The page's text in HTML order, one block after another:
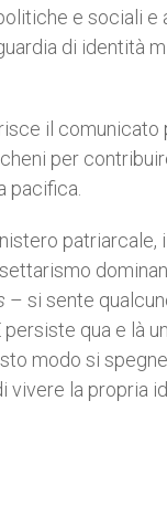
e sociali e
di identità
il
per
pacifica.
– si sente
qua e là
modo si
la propria